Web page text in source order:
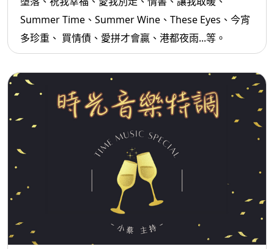
Summer Time、Summer Wine、These Eyes、今宵
多珍重、 買情債、愛拼才會贏、港都夜雨...等。